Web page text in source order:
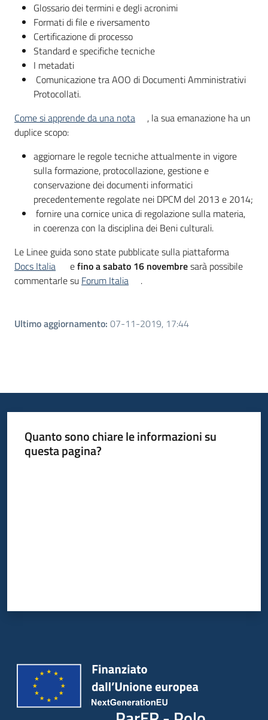
Glossario dei termini e degli acronimi
Formati di file e riversamento
Certificazione di processo
Standard e specifiche tecniche
I metadati
Comunicazione tra AOO di Documenti Amministrativi
Protocollati.
Come si apprende da una nota
, la sua emanazione ha un
duplice scopo:
aggiornare le regole tecniche attualmente in vigore
sulla formazione, protocollazione, gestione e
conservazione dei documenti informatici
precedentemente regolate nei DPCM del 2013 e 2014;
fornire una cornice unica di regolazione sulla materia,
in coerenza con la disciplina dei Beni culturali.
Le Linee guida sono state pubblicate sulla piattaforma
Docs Italia
efino a sabato 16 novembresarà possibile
commentarle su Forum Italia .
Ultimo aggiornamento: 07-11-2019, 17:44
Quanto sono chiare le informazioni su
questa pagina?